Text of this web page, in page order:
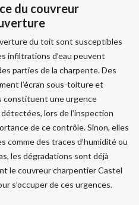
du couvreur
du toit sont susceptibles
infiltrations d’eau peuvent
parties de la charpente. Des
l’écran sous-toiture et
constituent une urgence
lors de l’inspection
de ce contrôle. Sinon, elles
comme des traces d’humidité ou
les dégradations sont déjà
le couvreur charpentier Castel
s’occuper de ces urgences.